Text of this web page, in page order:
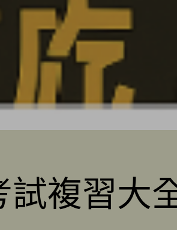
試複習大